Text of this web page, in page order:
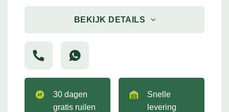
BEKIJK DETAILS
30 dagen
gratis ruilen
Snelle
levering